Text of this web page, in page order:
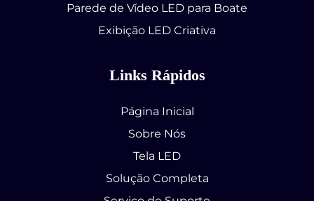
Parede de Vídeo LED para Boate
Exibição LED Criativa
Links Rápidos
Página Inicial
Sobre Nós
Tela LED
Solução Completa